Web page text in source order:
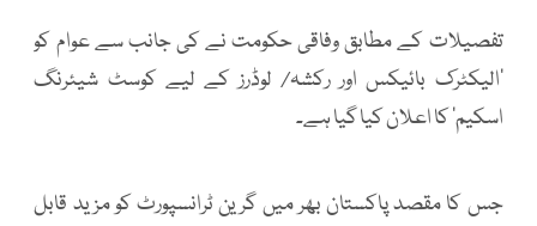
تفصیلات کے مطابق وفاقی حکومت نے کی جانب سے عوام کو
‘الیکٹرک بائیکس اور رکشہ/ لوڈرز کے لیے کوسٹ شیئرنگ
اسکیم’ کا اعلان کیا گیا ہے۔
جس کا مقصد پاکستان بھر میں گرین ٹرانسپورٹ کو مزید قابل